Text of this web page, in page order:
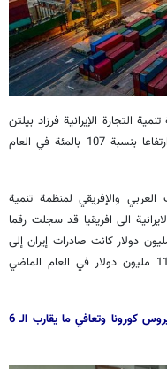
التجارة الإيرانية فرزاد بيلتن
أن الصادرات الايرانية الى بلدان افريقيا شهدت ارتفاعا بنسبة 107 بالمئة في العام
والإفريقي لمنظمة تنمية
الى افريقيا قد سجلت رقما
مقارنة بالسنوات السابقة، موضحاً: 579 مليون دولار كانت صادرات إيران إلى
إفريقيا عام 2020 ، لكن هذا الرقم لامس 1195 مليون دولار في العام الماضي
الصحة الإيرانية: تسجيل 19حالة وفاة جديدة بفيروس كورونا وتعافي ما يقارب الـ 6